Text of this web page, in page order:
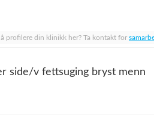
profilere din klinikk her? Ta kontakt for
side/v fettsuging bryst menn